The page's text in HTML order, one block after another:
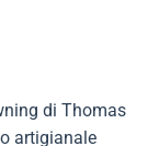
di Thomas
artigianale